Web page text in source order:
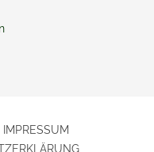
IMPRESSUM